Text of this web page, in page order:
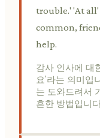
trouble.' 'At all'
common,
help.
감사 인사에 대
요'라는 의미입
는 도와드려서
흔한 방법입니